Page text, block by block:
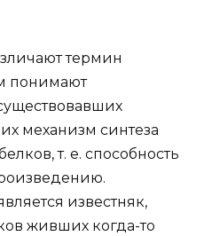
термин
понимают
механизм синтеза
т. е. способность
известняк,
живших когда-то